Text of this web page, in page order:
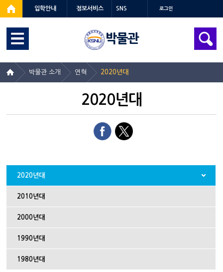
입학안내 정보서비스 SNS 로그인
박물관
박물관 소개 연혁 2020년대
2020년대
2020년대
2010년대
2000년대
1990년대
1980년대